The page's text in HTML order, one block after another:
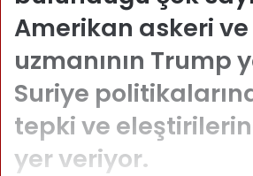
Amerikan askeri
uzmanının Trump
Suriye
tepki ve
yer veriyor.